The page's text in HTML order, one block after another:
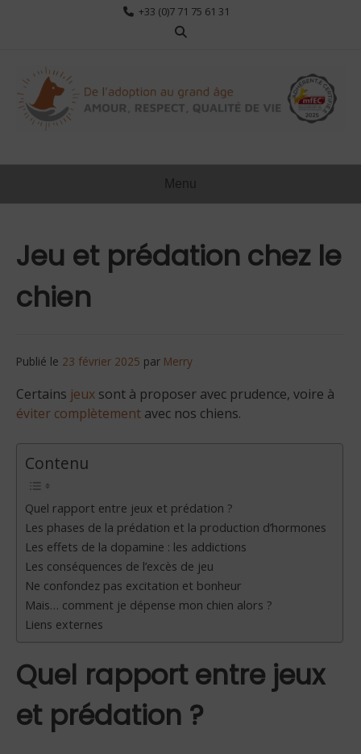
+33 (0)7 71 75 61 31
Menu
Jeu et prédation chez le
chien
Publié le 23 février 2025 par Merry
Certains jeux sont à proposer avec prudence, voire à
éviter complètement avec nos chiens.
Contenu
Quel rapport entre jeux et prédation ?
Les phases de la prédation et la production d’hormones
Les effets de la dopamine : les addictions
Les conséquences de l’excès de jeu
Ne confondez pas excitation et bonheur
Mais… comment je dépense mon chien alors ?
Liens externes
Quel rapport entre jeux
et prédation ?